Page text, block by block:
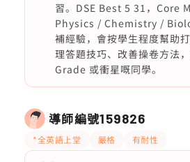
習。DSE Best 5 31，Core
Physics / Chemistry /
補經驗，會按學生程度幫助
理答題技巧、改善操卷方法
Grade 或衝星嘅同學。
導師編號159826
*全英語上堂 嚴格 有耐性